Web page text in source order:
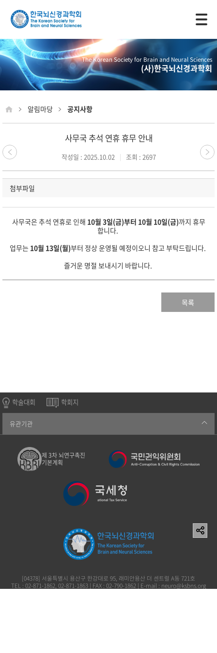
The Korean Society for Brain and Neural Sciences
(사)한국뇌신경과학회
알림마당 공지사항
사무국 추석 연휴 휴무 안내
작성일 : 2025.10.02 조회 : 2697
첨부파일
사무국은 추석 연휴로 인해 10월 3일(금)부터 10월 10일(금)까지 휴무
합니다.
업무는 10월 13일(월)부터 정상 운영될 예정이오니 참고 부탁드립니다.
즐거운 명절 보내시기 바랍니다.
목록
학술대회 학회지
유관기관
제 3차 뇌연구촉진
기본계획
[04378] 서울특별시 용산구 한강대로 95, 래미안용산 더 센트럴 A동 721호
TEL : 02-871-1862, 02-871-1863 | FAX : 02-790-1862 | E-mail : neuro@ksbns.org